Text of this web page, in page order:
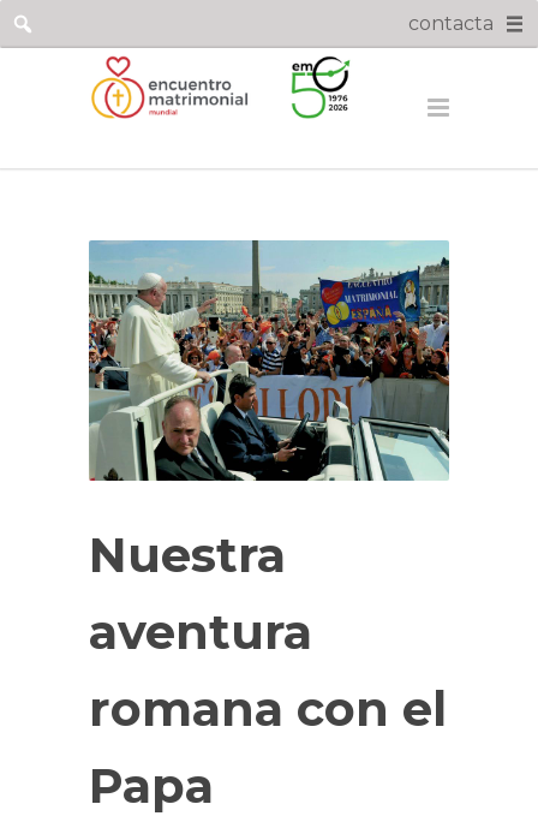
contacta
Nuestra
aventura
romana con el
Papa